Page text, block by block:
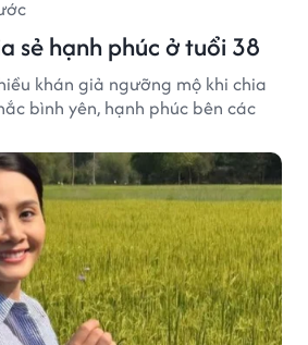
sẻ hạnh phúc ở tuổi 38
khán giả ngưỡng mộ khi chia
bình yên, hạnh phúc bên các